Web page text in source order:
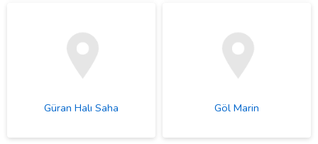
Güran Halı Saha Göl Marin